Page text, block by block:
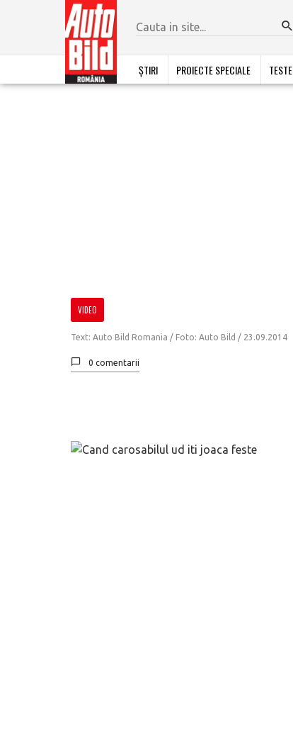
ȘTIRI PROIECTE SPECIALE TESTE
VIDEO
Text: Auto Bild Romania / Foto: Auto Bild / 23.09.2014
0 comentarii